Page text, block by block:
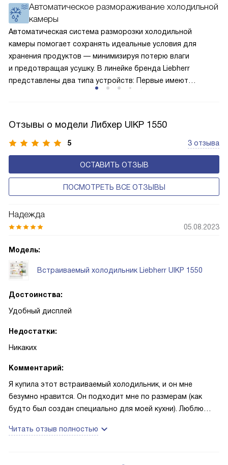
окружающей среде. Компрессор перегоняет его
по охладительному контуру по принципу насоса. Чем
лучше работает «мотор» прибора, тем качественнее
и быстрее происходит охлаждение, затрачивается
меньше электроэнергии.
Автоматическое размораживание холодильной
камеры
Автоматическая система разморозки холодильной
камеры помогает сохранять идеальные условия для
хранения продуктов — минимизируя потерю влаги
и предотвращая усушку. В линейке бренда Liebherr
представлены два типа устройств: Первые имеют
с панелью, выполняющей функцию «сухой стенки». Такие
устройства обеспечивают более комфортную
эксплуатацию и чаще всего оснащены нулевой зоной
свежести BioFresh 0°C. Они встречаются в сериях Plus,
Prime и Peak.
Отзывы о модели Либхер UIKP 1550
5 3 отзыва
ОСТАВИТЬ ОТЗЫВ
ПОСМОТРЕТЬ ВСЕ ОТЗЫВЫ
Надежда
05.08.2023
Модель:
Встраиваемый холодильник Liebherr UIKP 1550
Достоинства:
Удобный дисплей
Недостатки:
Никаких
Комментарий:
Я купила этот встраиваемый холодильник, и он мне
безумно нравится. Он подходит мне по размерам (как
будто был создан специально для моей кухни). Люблю
Кроме того, она прекрасно выглядит и
Читать отзыв полностью